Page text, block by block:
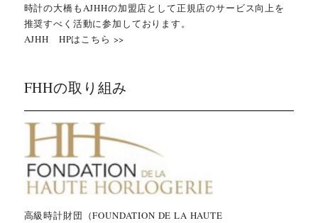
時計の大橋もAJHHの加盟店として正規店のサービス向上を
推奨すべく活動に参加しております。
AJHH HPはこちら >>
FHHの取り組み
高級時計財団（FOUNDATION DE LA HAUTE